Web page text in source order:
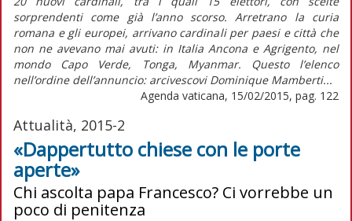
sorprendenti come già l’anno scorso. Arretrano la curia
romana e gli europei, arrivano cardinali per paesi e città che
non ne avevano mai avuti: in Italia Ancona e Agrigento, nel
mondo Capo Verde, Tonga, Myanmar. Questo l’elenco
nell’ordine dell’annuncio: arcivescovi Dominique Mamberti...
Agenda vaticana, 15/02/2015, pag. 122
Attualità, 2015-2
«Dappertutto chiese con le porte
aperte»
Chi ascolta papa Francesco? Ci vorrebbe un
poco di penitenza